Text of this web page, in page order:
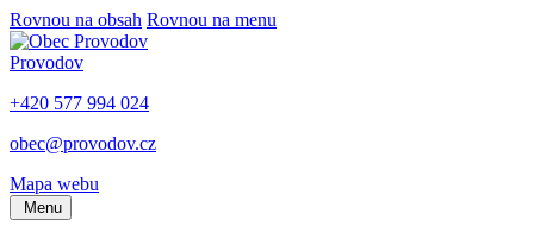
Rovnou na obsah Rovnou na menu
Provodov
+420 577 994 024
obec@provodov.cz
Mapa webu
Menu